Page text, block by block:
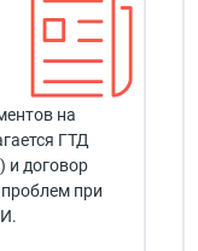
на
ГТД
и договор
при